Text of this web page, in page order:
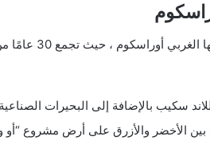
تقدم شركة
سكيب بالإضافة إلى البحيرات
بين الأخضر والأزرق على أرض مشروع